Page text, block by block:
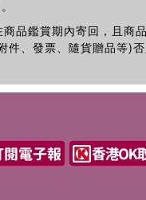
利事業系畢，現任永信
會服務，為「傳善獎生
麼是「生活自立支援」
坊」當中「做中學」。
礎課程學習到照護概念
伴全國31家長照機構單
色當中汲取各輔導委員
動、容易便秘及營養不
生活自立支援第一步
念及流程
品鑑賞期內寄回，且商
件、發票、隨貨贈品等)